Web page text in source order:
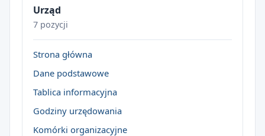
Urząd
7 pozycji
Strona główna
Dane podstawowe
Tablica informacyjna
Godziny urzędowania
Komórki organizacyjne